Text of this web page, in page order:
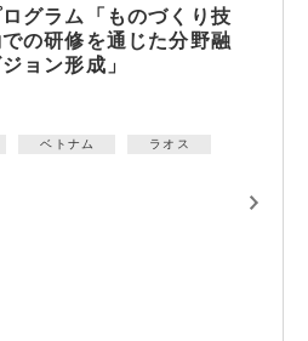
グラム「ものづくり技
の研修を通じた分野融
ョン形成」
ベトナム ラオス